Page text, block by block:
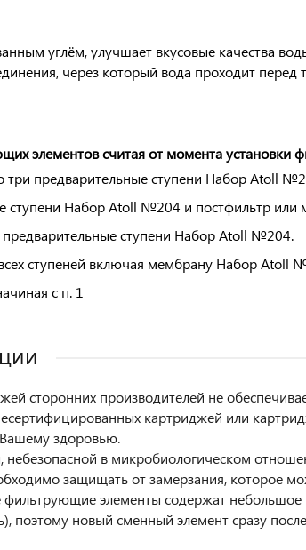
углём, улучшает вкусовые качества
через который вода проходит перед
элементов считая от момента установки
три предварительные ступени Набор Atoll
ступени Набор Atoll №204 и постфильтр или
предварительные ступени Набор Atoll №204.
всех ступеней включая мембрану Набор
с п. 1
сторонних производителей не
картриджей или
здоровью.
небезопасной в микробиологическом
защищать от замерзания, которое
элементы содержат небольшое
поэтому новый сменный элемент сразу